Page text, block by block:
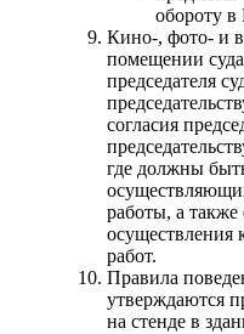
обороту
Кино-, фото- и
помещении суда
председателя
согласия
где должны
работы, а
осуществления
работ.
Правила
утверждаются
на стенде в